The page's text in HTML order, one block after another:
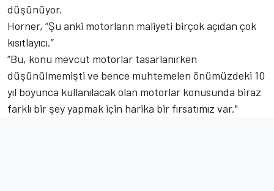
düşünüyor.
Horner, “Şu anki motorların maliyeti birçok açıdan çok
kısıtlayıcı.”
“Bu, konu mevcut motorlar tasarlanırken
düşünülmemişti ve bence muhtemelen önümüzdeki 10
yıl boyunca kullanılacak olan motorlar konusunda biraz
farklı bir şey yapmak için harika bir fırsatımız var."